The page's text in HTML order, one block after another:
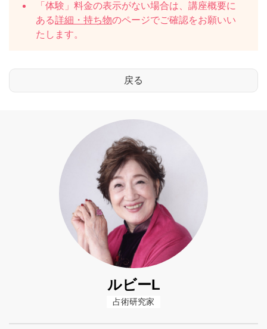
「体験」料金の表示がない場合は、講座概要に
ある詳細・持ち物のページでご確認をお願いい
たします。
ルビーL
占術研究家